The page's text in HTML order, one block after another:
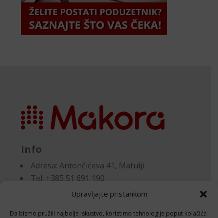
Upravljajte pristankom
Da bismo pružili najbolje iskustvo, koristimo tehnologije poput kolačića
Info
Adresa:Antončićeva 41, Matulji
Tel: +385 51 691 190
Email:knjigovodstvo@makora.hr